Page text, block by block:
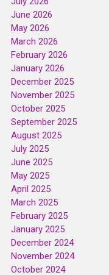
June 2026
May 2026
March 2026
February 2026
January 2026
December 2025
November 2025
October 2025
September 2025
August 2025
July 2025
June 2025
May 2025
April 2025
March 2025
February 2025
January 2025
December 2024
November 2024
October 2024